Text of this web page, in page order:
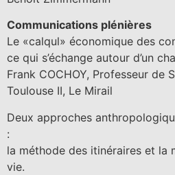
Communications plénières
Le «calqul» économique des
ce qui s’échange autour d’un
Frank COCHOY, Professeur de
Toulouse II, Le Mirail
Deux approches
:
la méthode des itinéraires et la
vie.